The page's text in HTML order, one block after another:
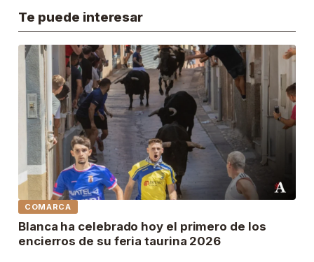
Te puede interesar
COMARCA
Blanca ha celebrado hoy el primero de los
encierros de su feria taurina 2026